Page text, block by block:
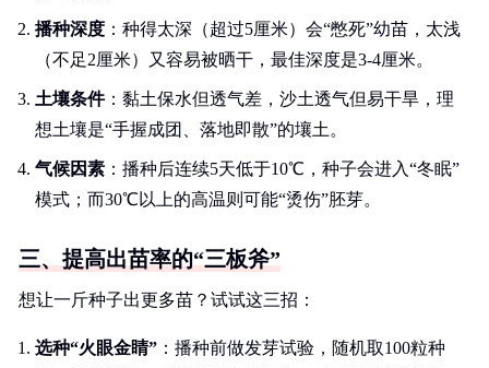
播种深度 ：种得太深（超过5厘米）会“憋死”幼苗，太浅
（不足2厘米）又容易被晒干，最佳深度是3-4厘米。
土壤条件：黏土保水但透气差，沙土透气但易干旱，理
想土壤是“手握成团、落地即散”的壤土。
气候因素 ：播种后连续5天低于10℃，种子会进入“冬眠”
模式；而30℃以上的高温则可能“烫伤”胚芽。
三、提高出苗率的“三板斧”
想让一斤种子出更多苗？试试这三招：
选种“火眼金睛” ：播种前做发芽试验，随机取100粒种